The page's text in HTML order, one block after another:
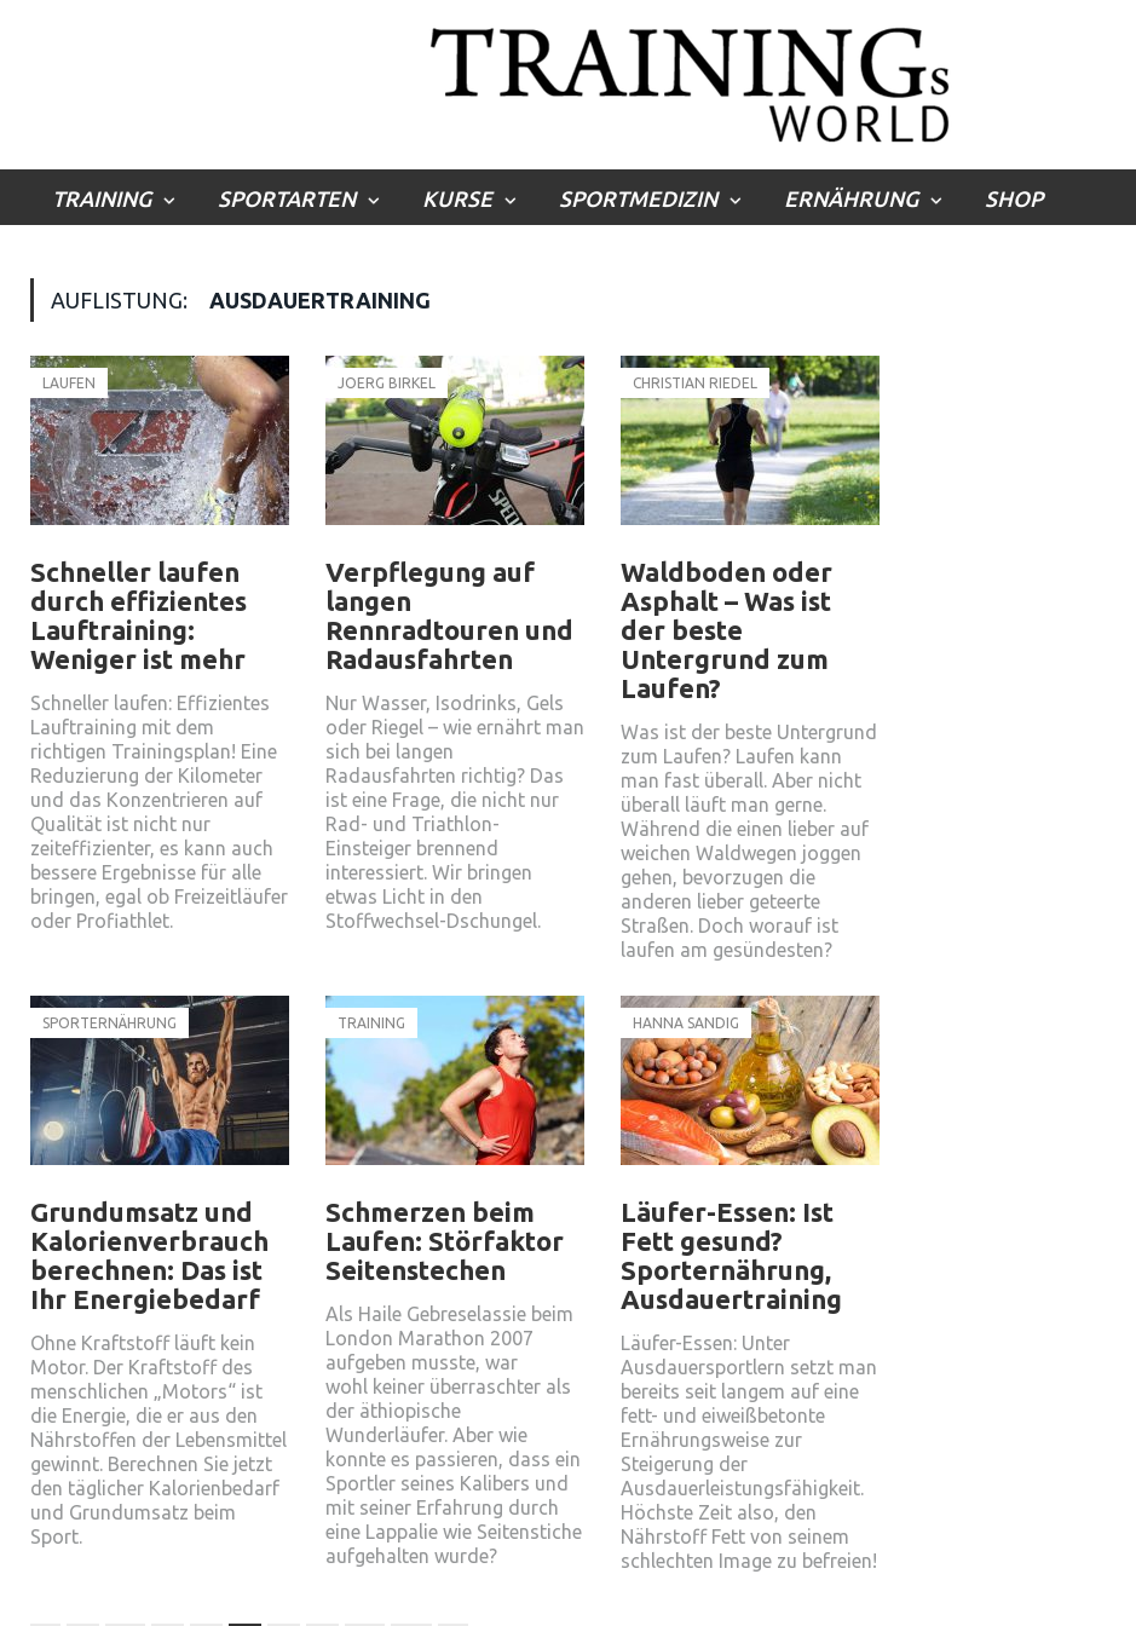
TRAINING SPORTARTEN KURSE SPORTMEDIZIN ERNÄHRUNG SHOP
AUFLISTUNG: AUSDAUERTRAINING
LAUFEN
Schneller laufen
durch effizientes
Lauftraining:
Weniger ist mehr
Schneller laufen: Effizientes
Lauftraining mit dem
richtigen Trainingsplan! Eine
Reduzierung der Kilometer
und das Konzentrieren auf
Qualität ist nicht nur
zeiteffizienter, es kann auch
bessere Ergebnisse für alle
bringen, egal ob Freizeitläufer
oder Profiathlet.
JOERG BIRKEL
Verpflegung auf
langen
Rennradtouren und
Radausfahrten
Nur Wasser, Isodrinks, Gels
oder Riegel – wie ernährt man
sich bei langen
Radausfahrten richtig? Das
ist eine Frage, die nicht nur
Rad- und Triathlon-
Einsteiger brennend
interessiert. Wir bringen
etwas Licht in den
Stoffwechsel-Dschungel.
CHRISTIAN RIEDEL
Waldboden oder
Asphalt – Was ist
der beste
Untergrund zum
Laufen?
Was ist der beste Untergrund
zum Laufen? Laufen kann
man fast überall. Aber nicht
überall läuft man gerne.
Während die einen lieber auf
weichen Waldwegen joggen
gehen, bevorzugen die
anderen lieber geteerte
Straßen. Doch worauf ist
laufen am gesündesten?
SPORTERNÄHRUNG
Grundumsatz und
Kalorienverbrauch
berechnen: Das ist
Ihr Energiebedarf
Ohne Kraftstoff läuft kein
Motor. Der Kraftstoff des
menschlichen „Motors“ ist
die Energie, die er aus den
Nährstoffen der Lebensmittel
gewinnt. Berechnen Sie jetzt
den täglicher Kalorienbedarf
und Grundumsatz beim
Sport.
TRAINING
Schmerzen beim
Laufen: Störfaktor
Seitenstechen
Als Haile Gebreselassie beim
London Marathon 2007
aufgeben musste, war
wohl keiner überraschter als
der äthiopische
Wunderläufer. Aber wie
konnte es passieren, dass ein
Sportler seines Kalibers und
mit seiner Erfahrung durch
eine Lappalie wie Seitenstiche
aufgehalten wurde?
HANNA SANDIG
Läufer-Essen: Ist
Fett gesund?
Sporternährung,
Ausdauertraining
Läufer-Essen: Unter
Ausdauersportlern setzt man
bereits seit langem auf eine
fett- und eiweißbetonte
Ernährungsweise zur
Steigerung der
Ausdauerleistungsfähigkeit.
Höchste Zeit also, den
Nährstoff Fett von seinem
schlechten Image zu befreien!